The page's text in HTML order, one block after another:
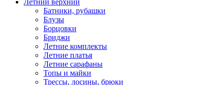
Летний верхний
Батники, рубашки
Блузы
Борцовки
Бриджи
Летние комплекты
Летние платья
Летние сарафаны
Топы и майки
Трессы, лосины, брюки